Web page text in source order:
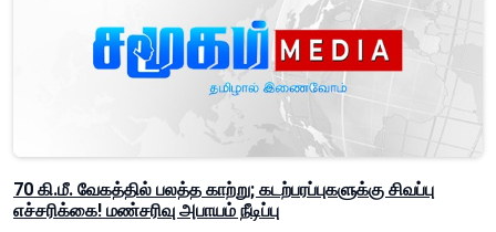
70 கி.மீ. வேகத்தில் பலத்த காற்று; கடற்பரப்புகளுக்கு சிவப்பு
எச்சரிக்கை! மண்சரிவு அபாயம் நீடிப்பு